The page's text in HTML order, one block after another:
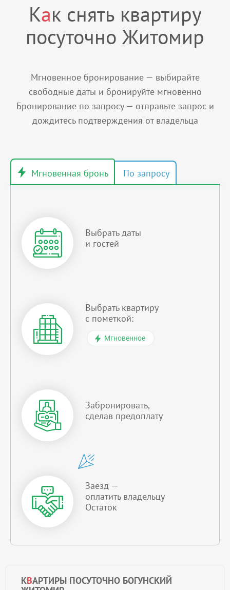
КВАРТИРЫ ПОСУТОЧНО БОГУНСКИЙ
Как снять квартиру
посуточно Житомир
Мгновенное бронирование — выбирайте
свободные даты и бронируйте мгновенно
Бронирование по запросу — отправьте запрос и
дождитесь подтверждения от владельца
Выбрать даты
и гостей
Выбрать квартиру
с пометкой:
Мгновенное
Забронировать,
сделав предоплату
Заезд —
оплатить владельцу
Остаток